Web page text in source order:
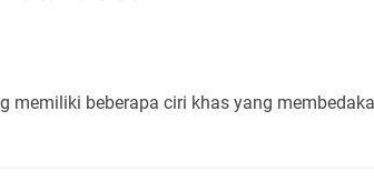
memiliki beberapa ciri khas yang